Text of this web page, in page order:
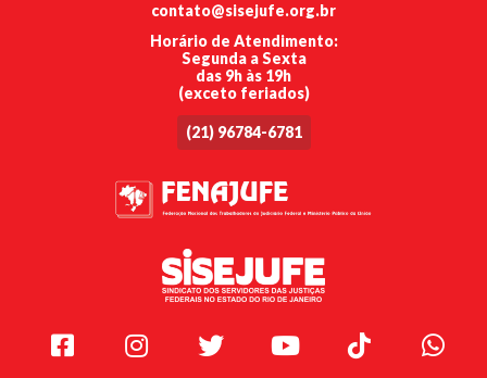
contato@sisejufe.org.br
Horário de Atendimento:
Segunda a Sexta
das 9h às 19h
(exceto feriados)
(21) 96784-6781
Facebook Instagram Twitter Youtube TikTok